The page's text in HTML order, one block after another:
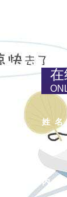
在
姓 名：
内 容